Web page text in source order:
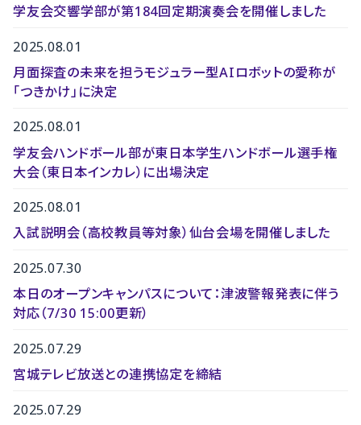
学友会交響学部が第184回定期演奏会を開催しました
2025.08.01
月面探査の未来を担うモジュラー型AIロボットの愛称が
「つきかけ」に決定
2025.08.01
学友会ハンドボール部が東日本学生ハンドボール選手権
大会（東日本インカレ）に出場決定
2025.08.01
入試説明会（高校教員等対象）仙台会場を開催しました
2025.07.30
本日のオープンキャンパスについて：津波警報発表に伴う
対応（7/30 15:00更新）
2025.07.29
宮城テレビ放送との連携協定を締結
2025.07.29